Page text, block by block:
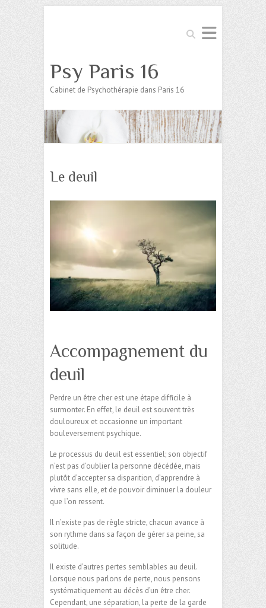
Search
Psy Paris 16
Cabinet de Psychothérapie dans Paris 16
Le deuil
Accompagnement du
deuil
Perdre un être cher est une étape difficile à
surmonter. En effet, le deuil est souvent très
douloureux et occasionne un important
bouleversement psychique.
Le processus du deuil est essentiel; son objectif
n’est pas d’oublier la personne décédée, mais
plutôt d’accepter sa disparition, d’apprendre à
vivre sans elle, et de pouvoir diminuer la douleur
que l’on ressent.
Il n’existe pas de règle stricte, chacun avance à
son rythme dans sa façon de gérer sa peine, sa
solitude.
Il existe d’autres pertes semblables au deuil.
Lorsque nous parlons de perte, nous pensons
systématiquement au décès d’un être cher.
Cependant, une séparation, la perte de la garde